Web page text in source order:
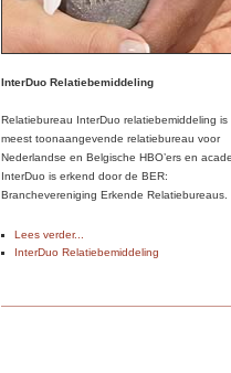
InterDuo Relatiebemiddeling
Relatiebureau InterDuo relatiebemiddeling is
meest toonaangevende relatiebureau voor
Nederlandse en Belgische HBO’ers en
InterDuo is erkend door de BER:
Branchevereniging Erkende Relatiebureaus.
Lees verder...
InterDuo Relatiebemiddeling